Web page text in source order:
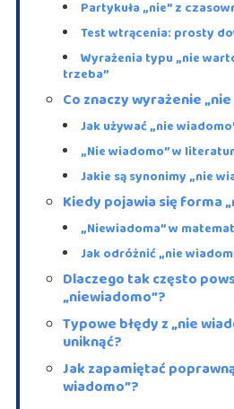
Partykuła „nie” z
Test wtrącenia: prosty
Wyrażenia typu „nie
trzeba”
Co znaczy wyrażenie
Jak używać „nie
„Nie wiadomo” w
Jakie są synonimy „nie
Kiedy pojawia się forma
„Niewiadoma” w
Jak odróżnić „nie
Dlaczego tak często
„niewiadomo”?
Typowe błędy z „nie
uniknąć?
Jak zapamiętać
wiadomo”?